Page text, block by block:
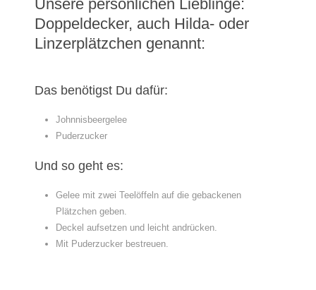
Unsere persönlichen Lieblinge:
Doppeldecker, auch Hilda- oder
Linzerplätzchen genannt:
Das benötigst Du dafür:
Johnnisbeergelee
Puderzucker
Und so geht es:
Gelee mit zwei Teelöffeln auf die gebackenen
Plätzchen geben.
Deckel aufsetzen und leicht andrücken.
Mit Puderzucker bestreuen.